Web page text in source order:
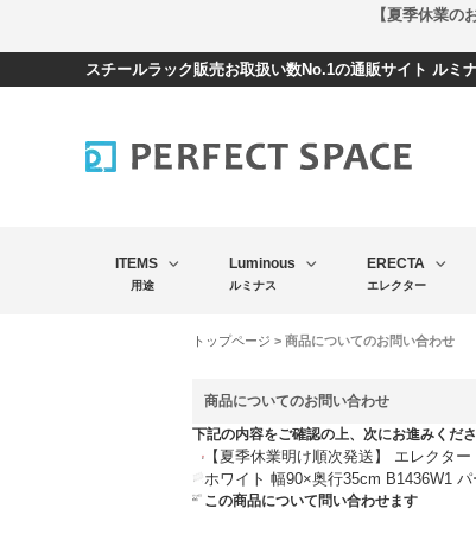
【夏季休業
スチールラック販売お取扱い数No.1の通販サイト ルミ
ITEMS
用途
Luminous
ルミナス
ERECTA
エレクター
トップページ > 商品についてのお問い合わせ
商品についてのお問い合わせ
下記の内容をご確認の上、次にお進みくださ
【夏季休業明け順次発送】 エレクタ
ホワイト 幅90×奥行35cm B1436W1 パ
この商品について問い合わせます